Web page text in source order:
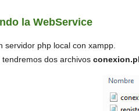
la WebService
servidor php local con xampp.
tendremos dos archivos